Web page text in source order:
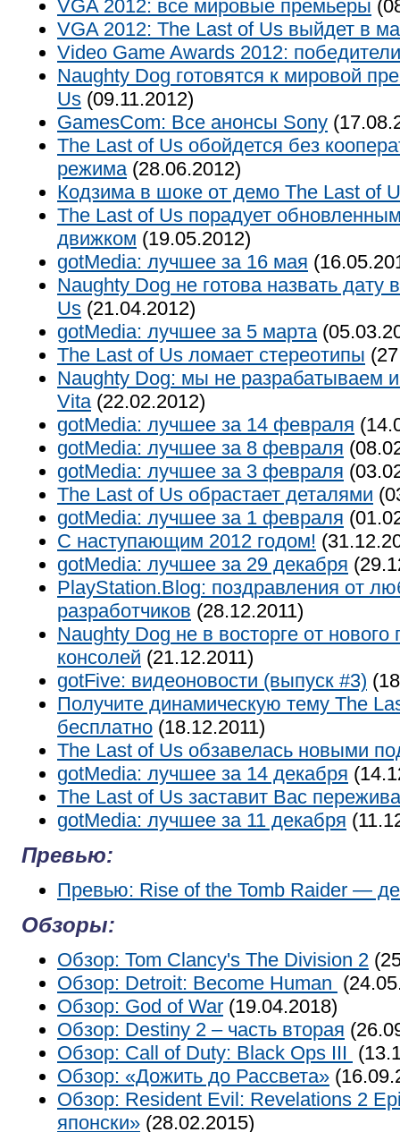
VGA 2012: все мировые премьеры
VGA 2012: The Last of Us выйдет в
Video Game Awards 2012: победители
Naughty Dog готовятся к мировой
Us (09.11.2012)
GamesCom: Все анонсы Sony
The Last of Us обойдется без
режима(28.06.2012)
Кодзима в шоке от демо The Last of
The Last of Us порадует
движком (19.05.2012)
gotMedia: лучшее за 16 мая
Naughty Dog не готова назвать дату
Us (21.04.2012)
gotMedia: лучшее за 5 марта
The Last of Us ломает стереотипы
Naughty Dog: мы не разрабатываем
Vita(22.02.2012)
gotMedia: лучшее за 14 февраля
gotMedia: лучшее за 8 февраля
gotMedia: лучшее за 3 февраля
The Last of Us обрастает деталями
gotMedia: лучшее за 1 февраля
С наступающим 2012 годом!
gotMedia: лучшее за 29 декабря
PlayStation.Blog: поздравления от
разработчиков (28.12.2011)
Naughty Dog не в восторге от нового
консолей (21.12.2011)
gotFive: видеоновости (выпуск #3)
Получите динамическую тему The
бесплатно (18.12.2011)
The Last of Us обзавелась новыми
gotMedia: лучшее за 14 декабря
The Last of Us заставит Вас
gotMedia: лучшее за 11 декабря
Превью:
Превью: Rise of the Tomb Raider —
Обзоры:
Обзор: Tom Clancy's The Division 2
Обзор: Detroit: Become Human
Обзор: God of War (19.04.2018)
Обзор: Destiny 2 – часть вторая
Обзор: Call of Duty: Black Ops III
Обзор: «Дожить до Рассвета»
Обзор: Resident Evil: Revelations 2
японски» (28.02.2015)